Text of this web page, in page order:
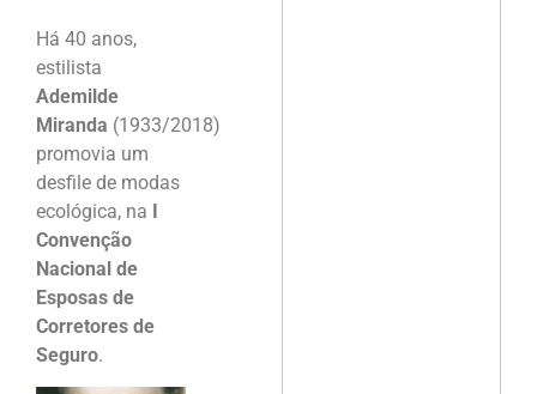
Há 40 anos,
estilista
Ademilde
Miranda (1933/2018)
promovia um
desfile de modas
ecológica, na I
Convenção
Nacional de
Esposas de
Corretores de
Seguro.